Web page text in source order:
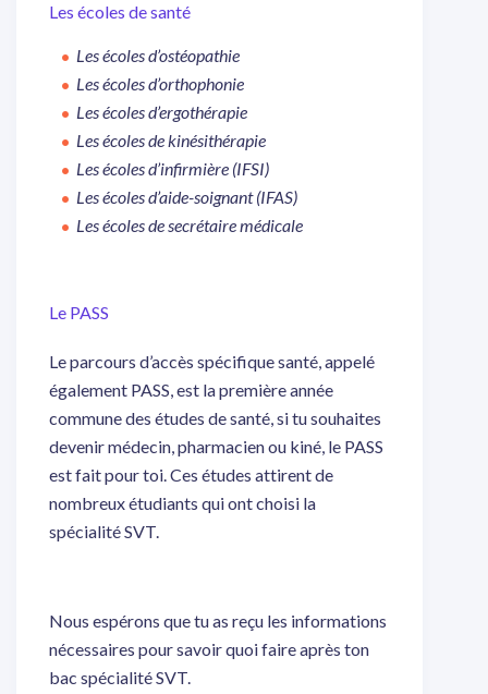
Les écoles de santé
Les écoles d’ostéopathie
Les écoles d’orthophonie
Les écoles d’ergothérapie
Les écoles de kinésithérapie
Les écoles d’infirmière (IFSI)
Les écoles d’aide-soignant (IFAS)
Les écoles de secrétaire médicale
Le PASS
Le parcours d’accès spécifique santé, appelé
également PASS, est la première année
commune des études de santé, si tu souhaites
devenir médecin, pharmacien ou kiné, le PASS
est fait pour toi. Ces études attirent de
nombreux étudiants qui ont choisi la
spécialité SVT.
Nous espérons que tu as reçu les informations
nécessaires pour savoir quoi faire après ton
bac spécialité SVT.